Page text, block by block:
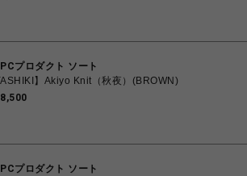
プロダクト ソート
】Akiyo Knit（秋夜）(BROWN)
プロダクト ソート